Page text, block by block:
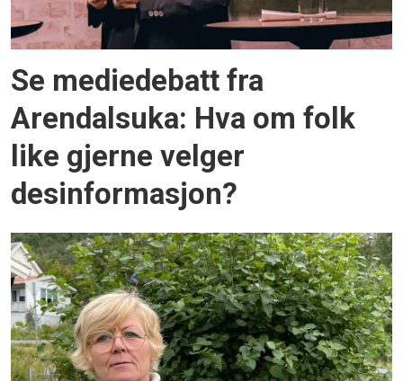
Se mediedebatt fra
Arendalsuka: Hva om folk
like gjerne velger
desinformasjon?